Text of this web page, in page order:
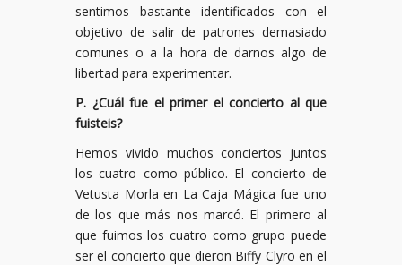
sentimos bastante identificados con el
objetivo de salir de patrones demasiado
comunes o a la hora de darnos algo de
libertad para experimentar.
P. ¿Cuál fue el primer el concierto al que
fuisteis?
Hemos vivido muchos conciertos juntos
los cuatro como público. El concierto de
Vetusta Morla en La Caja Mágica fue uno
de los que más nos marcó. El primero al
que fuimos los cuatro como grupo puede
ser el concierto que dieron Biffy Clyro en el